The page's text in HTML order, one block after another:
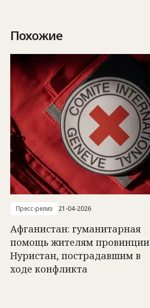
Похожие
Пресс-релиз 21-04-2026
Афганистан: гуманитарная
помощь жителям провинции
Нуристан, пострадавшим в
ходе конфликта